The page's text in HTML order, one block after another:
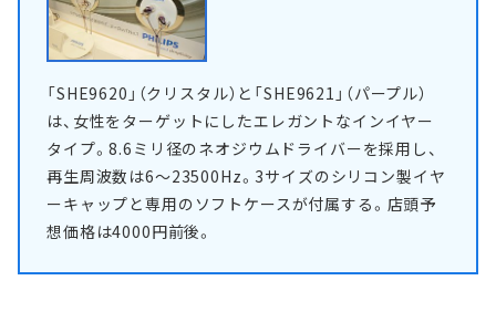
「SHE9620」（クリスタル）と「SHE9621」（パープル）
は、女性をターゲットにしたエレガントなインイヤー
タイプ。8.6ミリ径のネオジウムドライバーを採用し、
再生周波数は6～23500Hz。3サイズのシリコン製イヤ
ーキャップと専用のソフトケースが付属する。店頭予
想価格は4000円前後。